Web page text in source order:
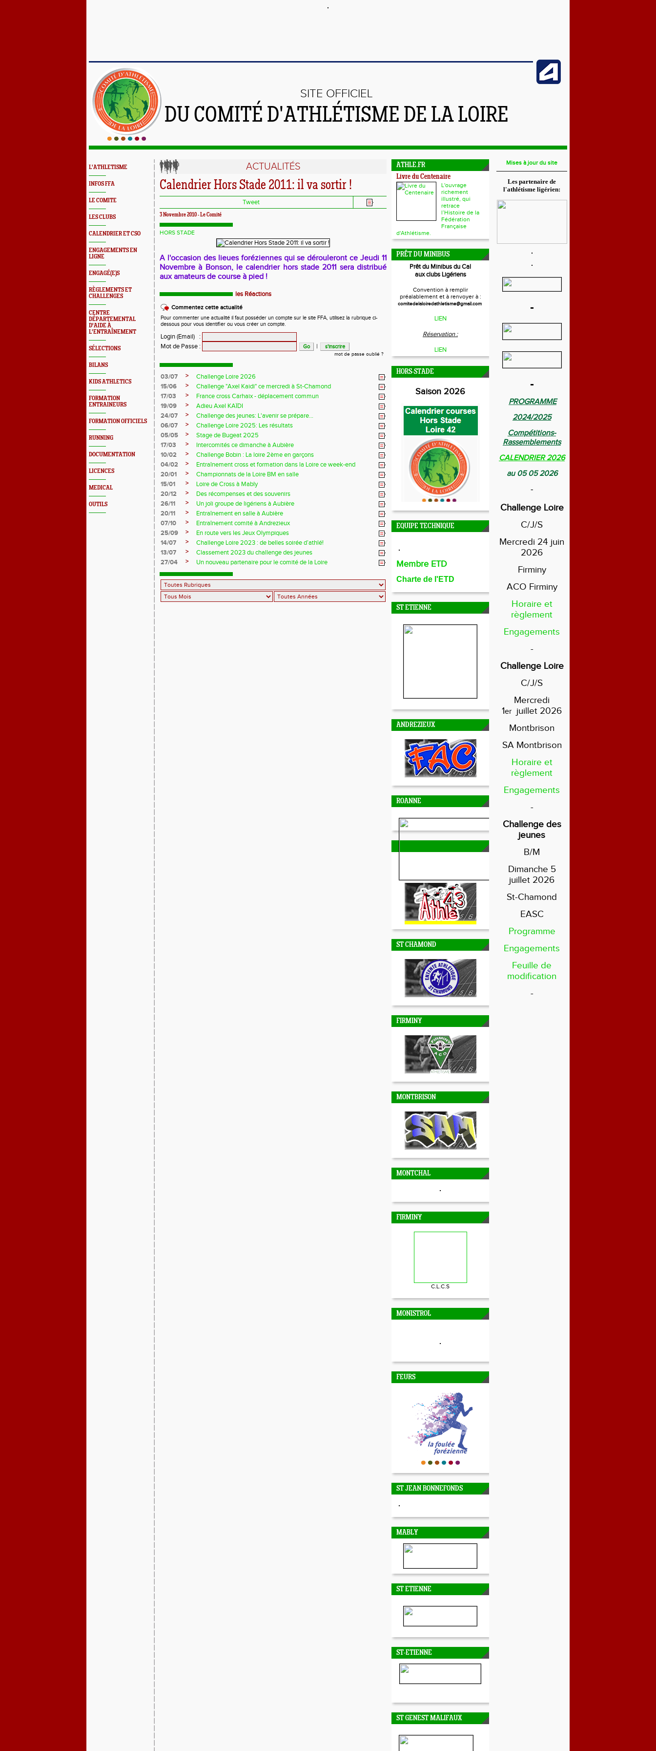
SITE OFFICIEL
DU COMITÉ D'ATHLÉTISME DE LA LOIRE
L'ATHLETISME
INFOS FFA
LE COMITE
LES CLUBS
CALENDRIER ET CSO
ENGAGEMENTS EN
LIGNE
ENGAGÉ(E)S
RÈGLEMENTS ET
CHALLENGES
CENTRE
DÉPARTEMENTAL
D'AIDE À
L'ENTRAÎNEMENT
SÉLECTIONS
BILANS
KIDS ATHLETICS
FORMATION
ENTRAINEURS
FORMATION OFFICIELS
RUNNING
DOCUMENTATION
LICENCES
MEDICAL
OUTILS
ACTUALITÉS
Calendrier Hors Stade 2011: il va sortir !
Tweet
3 Novembre 2010 - Le Comité
HORS STADE
A l'occasion des lieues foréziennes qui se dérouleront ce Jeudi 11
Novembre à Bonson, le calendrier hors stade 2011 sera distribué
aux amateurs de course à pied !
les Réactions
Commentez cette actualité
Pour commenter une actualité il faut posséder un compte sur le site FFA, utilisez la rubrique ci-
dessous pour vous identifier ou vous créer un compte.
Login (Email)
:
Mot de Passe : |
mot de passe oublié ?
03/07 >
Challenge Loire 2026
15/06
>
Challenge "Axel Kaidi" ce mercredi à St-Chamond
17/03
>
France cross Carhaix - déplacement commun
19/09
>
Adieu Axel KAÏDI
24/07
>
Challenge des jeunes: L'avenir se prépare...
06/07
>
Challenge Loire 2025: Les résultats
05/05
>
Stage de Bugeat 2025
17/03
>
Intercomités ce dimanche à Aubière
10/02
>
Challenge Bobin : La loire 2ème en garçons
04/02
>
Entraînement cross et formation dans la Loire ce week-end
20/01
>
Championnats de la Loire BM en salle
15/01
>
Loire de Cross à Mably
20/12
>
Des récompenses et des souvenirs
26/11
>
Un joli groupe de ligériens à Aubière
20/11
>
Entraînement en salle à Aubière
07/10
>
Entraînement comité à Andrezieux
25/09
>
En route vers les Jeux Olympiques
14/07
>
Challenge Loire 2023 : de belles soirée d’athlé!
13/07
>
Classement 2023 du challenge des jeunes
27/04
> Un nouveau partenaire pour le comité de la Loire
ATHLE.FR
Livre du Centenaire
L'ouvrage
richement
illustré, qui
retrace
l’Histoire de la
Fédération
Française
d'Athlétisme.
PRÊT DU MINIBUS
Prêt du Minibus du Cal
aux clubs Ligériens
Convention à remplir
préalablement et à renvoyer à :
comitedelaloiredathletisme@gmail.com
LIEN
Réservation :
LIEN
HORS-STADE
Saison 2026
EQUIPE TECHNIQUE
Membre ETD
Charte de l'ETD
ST ETIENNE
ANDREZIEUX
ROANNE
DUNIERES
ST CHAMOND
FIRMINY
MONTBRISON
MONTCHAL
FIRMINY
C.L.C.S
MONISTROL
FEURS
ST JEAN BONNEFONDS
MABLY
ST ETIENNE
ST-ETIENNE
ST GENEST MALIFAUX
Mises à jour du site
Les partenaire de
l'athlétisme ligérien:
-
-
PROGRAMME
2024/2025
Compétitions-
Rassemblements
CALENDRIER 2026
au 05 05 2026
-
Challenge Loire
C/J/S
Mercredi 24 juin
2026
Firminy
ACO Firminy
Horaire et
règlement
Engagements
-
Challenge Loire
C/J/S
Mercredi
1er juillet 2026
Montbrison
SA Montbrison
Horaire et
règlement
Engagements
-
Challenge des
jeunes
B/M
Dimanche 5
juillet 2026
St-Chamond
EASC
Programme
Engagements
Feuille de
modification
-